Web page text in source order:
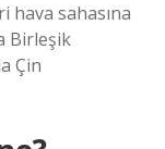
hava sahasına
Birleşik
Çin